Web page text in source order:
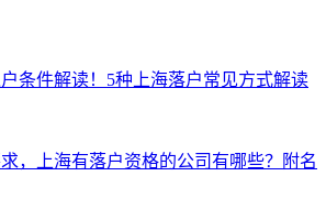
户条件解读！5种上海落户常见方式解读
，上海有落户资格的公司有哪些？附名